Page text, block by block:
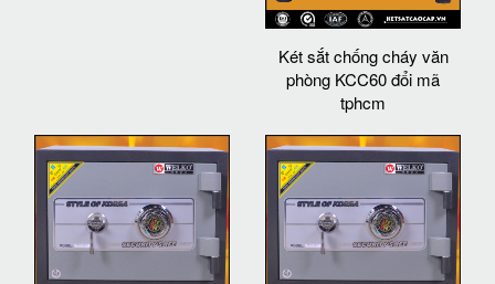
Két sắt chống cháy văn
phòng KCC60 đổi mã
tphcm